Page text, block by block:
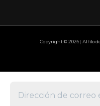
Copyright © 2026 | Al filo